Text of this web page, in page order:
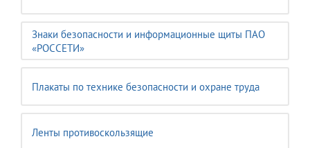
Знаки безопасности и информационные щиты ПАО
«РОССЕТИ»
Плакаты по технике безопасности и охране труда
Ленты противоскользящие